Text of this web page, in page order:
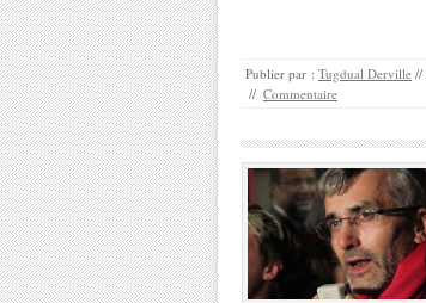
Publier par : Tugdual Derville //
// Commentaire